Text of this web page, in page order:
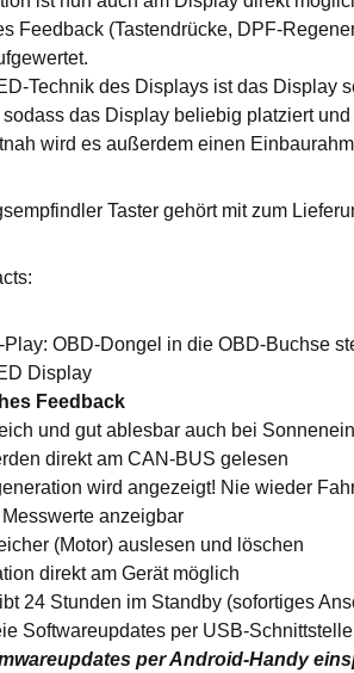
Feedback (Tastendrücke, DPF-
Technik des Displays ist das Display
sodass das Display beliebig platziert
wird es außerdem einen
Taster gehört mit zum
Play: OBD-Dongel in die OBD-Buchse
Display
Feedback
und gut ablesbar auch bei
direkt am CAN-BUS gelesen
wird angezeigt! Nie wieder
anzeigbar
(Motor) auslesen und löschen
direkt am Gerät möglich
24 Stunden im Standby (sofortiges
Softwareupdates per USB-
per Android-Handy